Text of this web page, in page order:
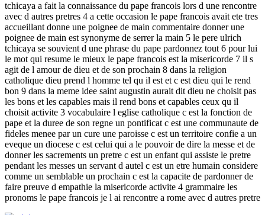
tchicaya a fait la connaissance du pape francois lors d une rencontre
avec d autres pretres 4 a cette occasion le pape francois avait ete tres
accueillant donne une poignee de main commentaire donner une
poignee de main est synonyme de serrer la main 5 le pere ulrich
tchicaya se souvient d une phrase du pape pardonnez tout 6 pour lui
le mot qui resume le mieux le pape francois est la misericorde 7 il s
agit de l amour de dieu et de son prochain 8 dans la religion
catholique dieu prend l homme tel qu il est et c est dieu qui le rend
bon 9 dans la meme idee saint augustin aurait dit dieu ne choisit pas
les bons et les capables mais il rend bons et capables ceux qu il
choisit activite 3 vocabulaire l eglise catholique c est la fonction de
pape et la duree de son regne un pontificat c est une communaute de
fideles menee par un cure une paroisse c est un territoire confie a un
eveque un diocese c est celui qui a le pouvoir de dire la messe et de
donner les sacrements un pretre c est un enfant qui assiste le pretre
pendant les messes un servant d autel c est un etre humain considere
comme un semblable un prochain c est la capacite de pardonner de
faire preuve d empathie la misericorde activite 4 grammaire les
pronoms le pape francois je l ai rencontre a rome avec d autres pretre